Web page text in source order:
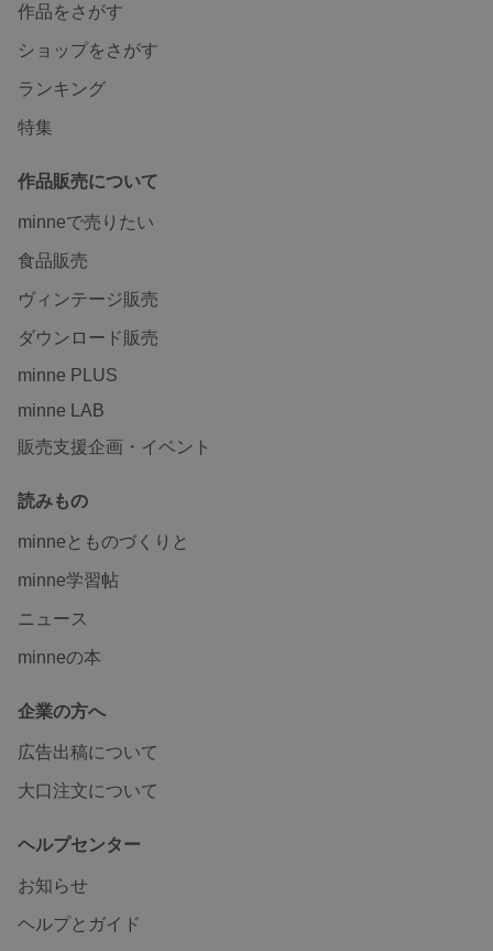
作品をさがす
ショップをさがす
ランキング
特集
作品販売について
minneで売りたい
食品販売
ヴィンテージ販売
ダウンロード販売
minne PLUS
minne LAB
販売支援企画・イベント
読みもの
minneとものづくりと
minne学習帖
ニュース
minneの本
企業の方へ
広告出稿について
大口注文について
ヘルプセンター
お知らせ
ヘルプとガイド